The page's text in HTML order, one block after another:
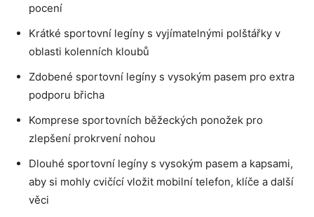
pocení
Krátké sportovní legíny s vyjímatelnými polštářky v
oblasti kolenních kloubů
Zdobené sportovní legíny s vysokým pasem pro extra
podporu břicha
Komprese sportovních běžeckých ponožek pro
zlepšení prokrvení nohou
Dlouhé sportovní legíny s vysokým pasem a kapsami,
aby si mohly cvičící vložit mobilní telefon, klíče a další
věci